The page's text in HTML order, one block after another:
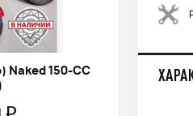
Naked 150-СС